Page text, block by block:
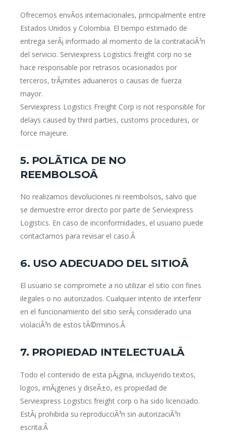
Ofrecemos envÃ­os internacionales, principalmente entre
Estados Unidos y Colombia. El tiempo estimado de
entrega serÃ¡ informado al momento de la contrataciÃ³n
del servicio. Serviexpress Logistics freight corp no se
hace responsable por retrasos ocasionados por
terceros, trÃ¡mites aduaneros o causas de fuerza
mayor.
Serviexpress Logistics Freight Corp is not responsible for
delays caused by third parties, customs procedures, or
force majeure.
5. POLÃTICA DE NO
REEMBOLSOÂ
No realizamos devoluciones ni reembolsos, salvo que
se demuestre error directo por parte de Serviexpress
Logistics. En caso de inconformidades, el usuario puede
contactarnos para revisar el caso.Â
6. USO ADECUADO DEL SITIOÂ
El usuario se compromete a no utilizar el sitio con fines
ilegales o no autorizados. Cualquier intento de interferir
en el funcionamiento del sitio serÃ¡ considerado una
violaciÃ³n de estos tÃ©rminos.Â
7. PROPIEDAD INTELECTUALÂ
Todo el contenido de esta pÃ¡gina, incluyendo textos,
logos, imÃ¡genes y diseÃ±o, es propiedad de
Serviexpress Logistics freight corp o ha sido licenciado.
EstÃ¡ prohibida su reproducciÃ³n sin autorizaciÃ³n
escrita.Â